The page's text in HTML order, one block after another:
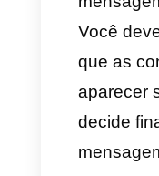
criar
nesse